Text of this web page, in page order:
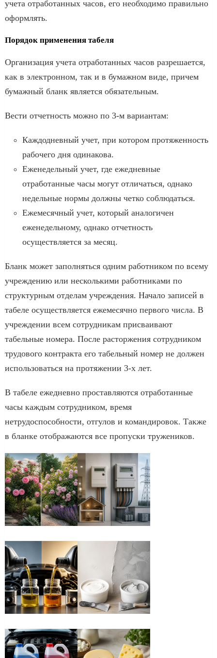
учета отработанных часов, его необходимо правильно
оформлять.
Порядок применения табеля
Организация учета отработанных часов разрешается,
как в электронном, так и в бумажном виде, причем
бумажный бланк является обязательным.
Вести отчетность можно по 3-м вариантам:
Каждодневный учет, при котором протяженность
рабочего дня одинакова.
Еженедельный учет, где ежедневные
отработанные часы могут отличаться, однако
недельные нормы должны четко соблюдаться.
Ежемесячный учет, который аналогичен
еженедельному, однако отчетность
осуществляется за месяц.
Бланк может заполняться одним работником по всему
учреждению или несколькими работниками по
структурным отделам учреждения. Начало записей в
табеле осуществляется ежемесячно первого числа. В
учреждении всем сотрудникам присваивают
табельные номера. После расторжения сотрудником
трудового контракта его табельный номер не должен
использоваться на протяжении 3-х лет.
В табеле ежедневно проставляются отработанные
часы каждым сотрудником, время
нетрудоспособности, отгулов и командировок. Также
в бланке отображаются все пропуски тружеников.